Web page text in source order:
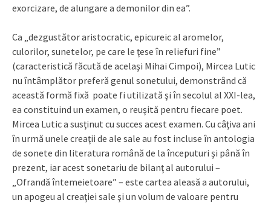
exorcizare, de alungare a demonilor din ea”.
Ca „dezgustător aristocratic, epicureic al aromelor,
culorilor, sunetelor, pe care le ţese în reliefuri fine”
(caracteristică făcută de acelaşi Mihai Cimpoi), Mircea Lutic
nu întâmplător preferă genul sonetului, demonstrând că
această formă fixă poate fi utilizată şi în secolul al XXI-lea,
ea constituind un examen, o reuşită pentru fiecare poet.
Mircea Lutic a susţinut cu succes acest examen. Cu câţiva ani
în urmă unele creaţii de ale sale au fost incluse în antologia
de sonete din literatura română de la începuturi şi până în
prezent, iar acest sonetariu de bilanţ al autorului –
„Ofrandă întemeietoare” – este cartea aleasă a autorului,
un apogeu al creaţiei sale şi un volum de valoare pentru